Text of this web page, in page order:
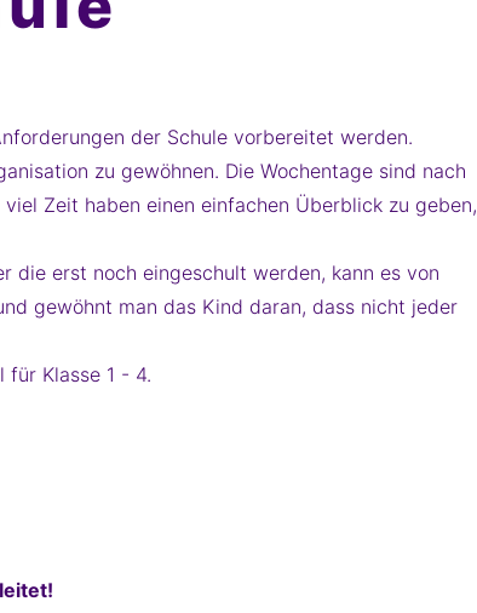
der Schule vorbereitet werden.
zu gewöhnen. Die Wochentage sind nach
Zeit haben einen einfachen Überblick zu geben,
die erst noch eingeschult werden, kann es von
gewöhnt man das Kind daran, dass nicht jeder
Klasse 1 - 4.